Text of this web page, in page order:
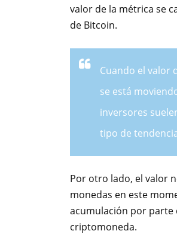
valor de la métrica se
de Bitcoin.
Cuando el valor
se está
inversores
tipo de
Por otro lado, el valor
monedas en este
acumulación por parte
criptomoneda.